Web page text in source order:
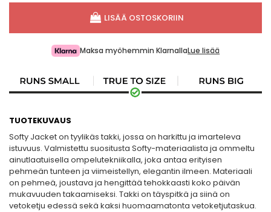
LISÄÄ OSTOSKORIIN
Maksa myöhemmin KlarnallaLue lisää
TUOTEKUVAUS
Softy Jacket on tyylikäs takki, jossa on harkittu ja imarteleva
istuvuus. Valmistettu suositusta Softy-materiaalista ja ommeltu
ainutlaatuisella ompelutekniikalla, joka antaa erityisen
pehmeän tunteen ja viimeistellyn, elegantin ilmeen. Materiaali
on pehmeä, joustava ja hengittää tehokkaasti koko päivän
mukavuuden takaamiseksi. Takki on täyspitkä ja siinä on
vetoketju edessä sekä kaksi huomaamatonta vetoketjutaskua.